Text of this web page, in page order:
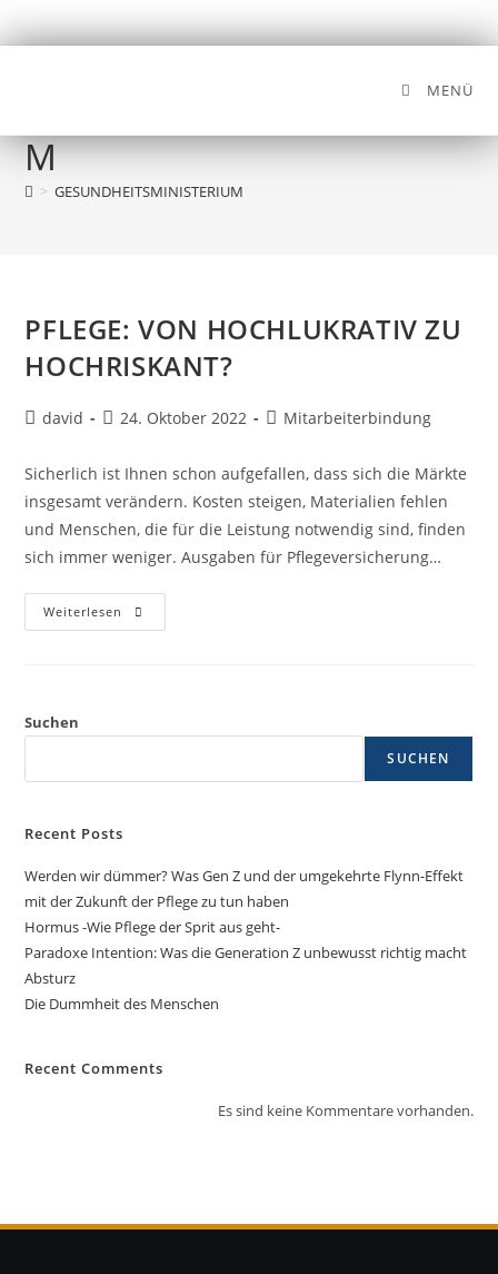
MENÜ
GESUNDHEITSMINISTERIU
M
> GESUNDHEITSMINISTERIUM
PFLEGE: VON HOCHLUKRATIV ZU
HOCHRISKANT?
david 24. Oktober 2022 Mitarbeiterbindung
Sicherlich ist Ihnen schon aufgefallen, dass sich die Märkte
insgesamt verändern. Kosten steigen, Materialien fehlen
und Menschen, die für die Leistung notwendig sind, finden
sich immer weniger. Ausgaben für Pflegeversicherung…
Weiterlesen
Suchen
SUCHEN
Recent Posts
Werden wir dümmer? Was Gen Z und der umgekehrte Flynn-Effekt
mit der Zukunft der Pflege zu tun haben
Hormus -Wie Pflege der Sprit aus geht-
Paradoxe Intention: Was die Generation Z unbewusst richtig macht
Absturz
Die Dummheit des Menschen
Recent Comments
Es sind keine Kommentare vorhanden.